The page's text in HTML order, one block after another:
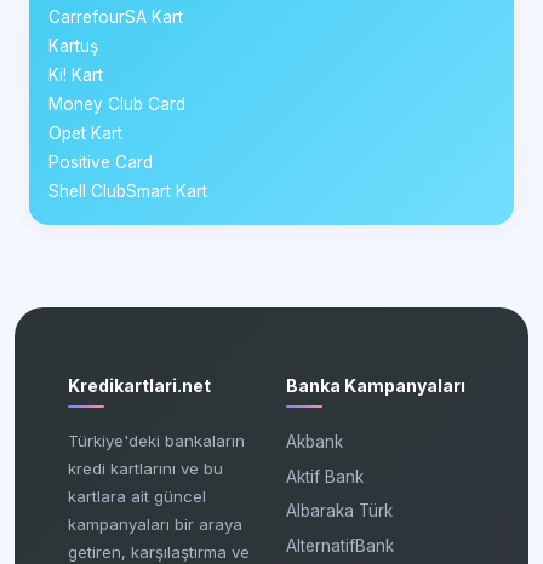
CarrefourSA Kart
Kartuş
Ki! Kart
Money Club Card
Opet Kart
Positive Card
Shell ClubSmart Kart
Kredikartlari.net
Türkiye'deki bankaların
kredi kartlarını ve bu
kartlara ait güncel
kampanyaları bir araya
getiren, karşılaştırma ve
Banka Kampanyaları
Akbank
Aktif Bank
Albaraka Türk
AlternatifBank